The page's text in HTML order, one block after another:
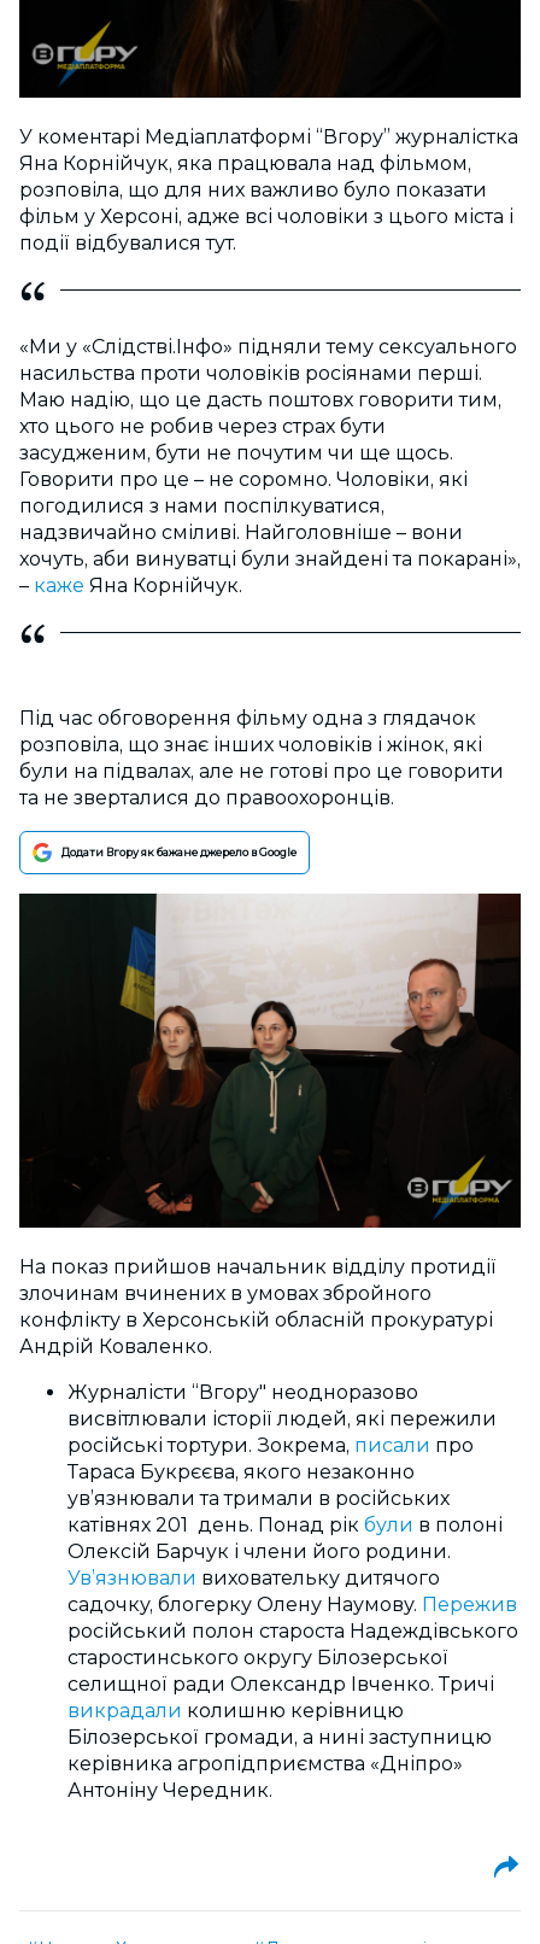
У коментарі Медіаплатформі “Вгору” журналістка
Яна Корнійчук, яка працювала над фільмом,
розповіла, що для них важливо було показати
фільм у Херсоні, адже всі чоловіки з цього міста і
події відбувалися тут.
«Ми у «Слідстві.Інфо» підняли тему сексуального
насильства проти чоловіків росіянами перші.
Маю надію, що це дасть поштовх говорити тим,
хто цього не робив через страх бути
засудженим, бути не почутим чи ще щось.
Говорити про це – не соромно. Чоловіки, які
погодилися з нами поспілкуватися,
надзвичайно сміливі. Найголовніше – вони
хочуть, аби винуватці були знайдені та покарані»,
– каже Яна Корнійчук.
Під час обговорення фільму одна з глядачок
розповіла, що знає інших чоловіків і жінок, які
були на підвалах, але не готові про це говорити
та не зверталися до правоохоронців.
Додати Вгору як бажане джерело в Google
На показ прийшов начальник відділу протидії
злочинам вчинених в умовах збройного
конфлікту в Херсонській обласній прокуратурі
Андрій Коваленко.
Журналісти “Вгору" неодноразово
висвітлювали історії людей, які пережили
російські тортури. Зокрема, писали про
Тараса Букрєєва, якого незаконно
ув’язнювали та тримали в російських
катівнях 201 день. Понад рік були в полоні
Олексій Барчук і члени його родини.
Ув’язнювали виховательку дитячого
садочку, блогерку Олену Наумову. Пережив
російський полон староста Надеждівського
старостинського округу Білозерської
селищної ради Олександр Івченко. Тричі
викрадали колишню керівницю
Білозерської громади, а нині заступницю
керівника агропідприємства «Дніпро»
Антоніну Чередник.